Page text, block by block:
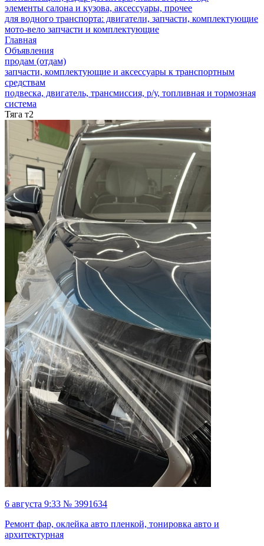
элементы салона и кузова, аксессуары, прочее
для водного транспорта: двигатели, запчасти, комплектующие
мото-вело запчасти и комплектующие
Главная
Объявления
продам (отдам)
запчасти, комплектующие и аксессуары к транспортным
средствам
подвеска, двигатель, трансмиссия, р/у, топливная и тормозная
система
Тяга т2
6 августа 9:33 № 3991634
Ремонт фар, оклейка авто пленкой, тонировка авто и
архитектурная